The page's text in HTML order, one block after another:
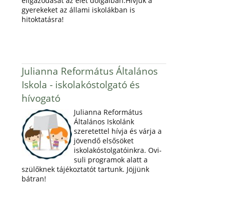
gyerekeket az állami iskolákban is
hitoktatásra!
Julianna Református Általános
Iskola - iskolakóstolgató és
hívogató
Julianna Református
Általános Iskolánk
szeretettel hívja és várja a
jövendő elsősöket
iskolakóstolgatóinkra. Ovi-
suli programok alatt a
szülőknek tájékoztatót tartunk. Jöjjünk
bátran!